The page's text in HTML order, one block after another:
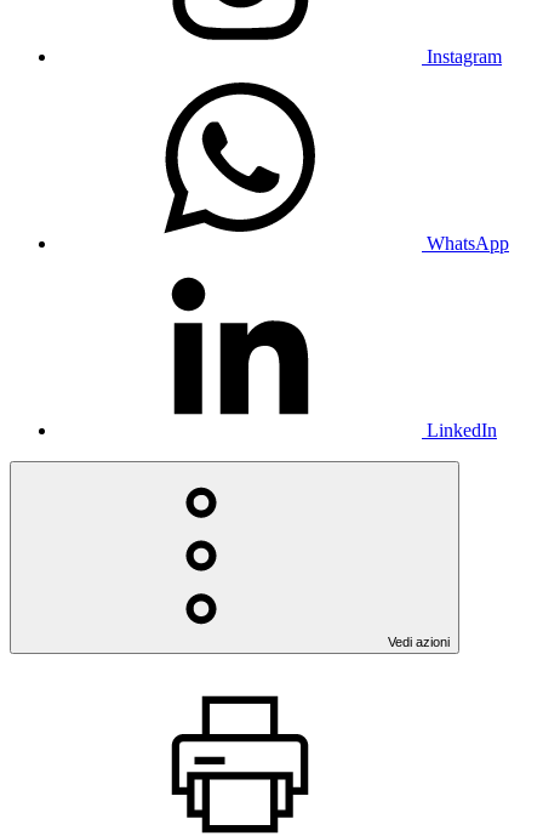
Instagram
WhatsApp
LinkedIn
Vedi azioni